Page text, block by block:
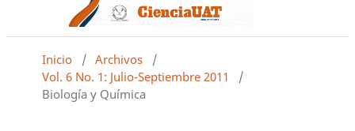
Inicio / Archivos
/
Vol. 6 No. 1: Julio-Septiembre 2011
/
Biología y Química